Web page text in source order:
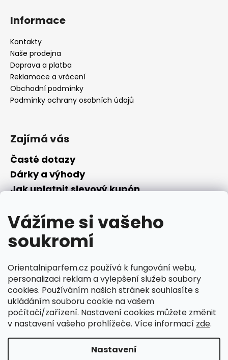
Vážíme si vašeho
soukromí
Orientalniparfem.cz používá k fungování webu,
personalizaci reklam a vylepšení služeb soubory
cookies. Používáním našich stránek souhlasíte s
ukládáním souboru cookie na vašem
počítači/zařízení. Nastavení cookies můžete změnit
v nastavení vašeho prohlížeče. Více informací zde.
Nastavení
Informace
Kontakty
Naše prodejna
Doprava a platba
Reklamace a vrácení
Obchodní podmínky
Podmínky ochrany osobních údajů
Zajímá vás
Časté dotazy
Dárky a výhody
Jak uplatnit slevový kupón
Převodník parfémů
Parfémový slovníček
Facebook
Ciperka.cz